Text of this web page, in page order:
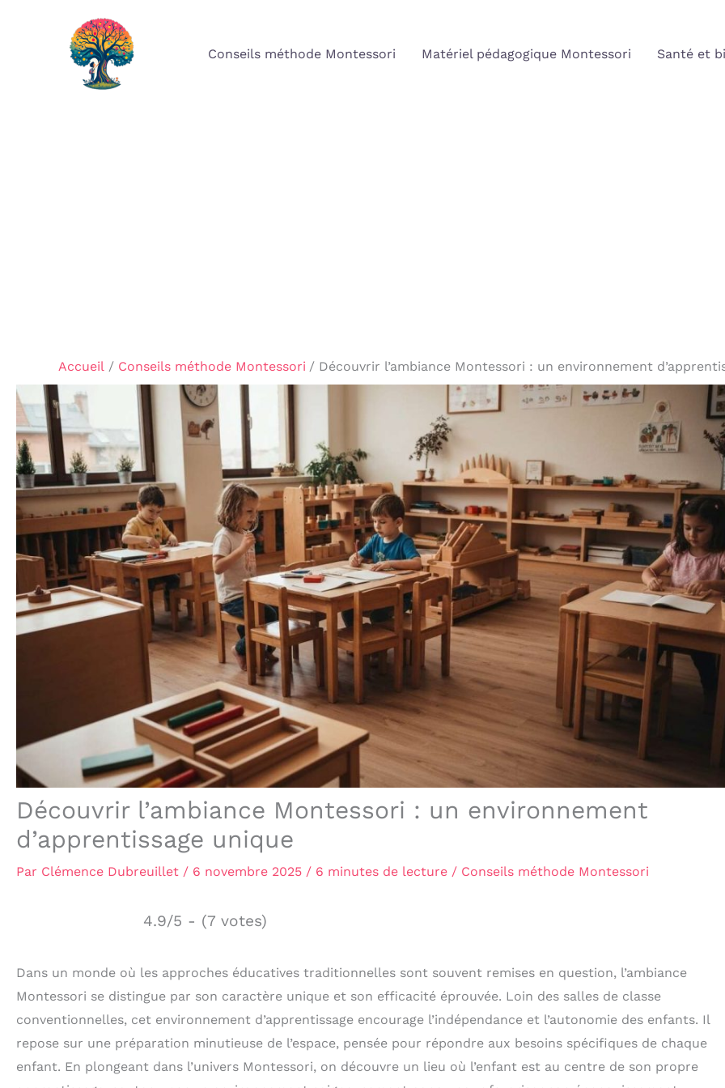
Conseils méthode Montessori Matériel pédagogique Montessori Santé et
Accueil Conseils méthode Montessori Découvrir l’ambiance Montessori : un environnement
Découvrir l’ambiance Montessori : un environnement
d’apprentissage unique
Par Clémence Dubreuillet / 6 novembre 2025 / 6 minutes de lecture / Conseils méthode Montessori
4.9/5 - (7 votes)
Dans un monde où les approches éducatives traditionnelles sont souvent remises en question, l’ambiance
Montessori se distingue par son caractère unique et son efficacité éprouvée. Loin des salles de classe
conventionnelles, cet environnement d’apprentissage encourage l’indépendance et l’autonomie des enfants. Il
repose sur une préparation minutieuse de l’espace, pensée pour répondre aux besoins spécifiques de chaque
enfant. En plongeant dans l’univers Montessori, on découvre un lieu où l’enfant est au centre de son propre